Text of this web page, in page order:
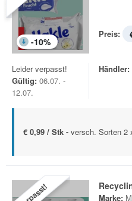
-10%
Preis:
Leider verpasst!
Gültig: 06.07. -
12.07.
Händler:
€ 0,99 / Stk - versch. Sorten 2
Marke: